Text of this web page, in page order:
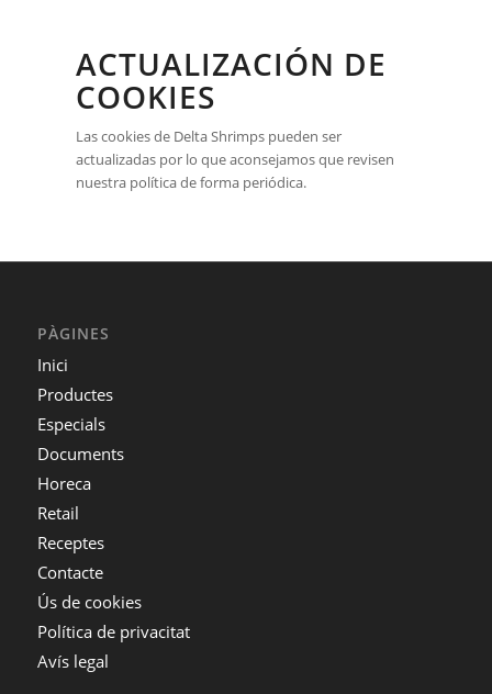
ACTUALIZACIÓN DE
COOKIES
Las cookies de Delta Shrimps pueden ser
actualizadas por lo que aconsejamos que revisen
nuestra política de forma periódica.
PÀGINES
Inici
Productes
Especials
Documents
Horeca
Retail
Receptes
Contacte
Ús de cookies
Política de privacitat
Avís legal